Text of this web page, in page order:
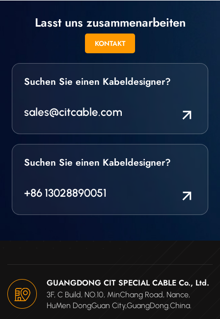
Lasst uns zusammenarbeiten
KONTAKT
Suchen Sie einen Kabeldesigner?
sales@citcable.com
Suchen Sie einen Kabeldesigner?
+86 13028890051
GUANGDONG CIT SPECIAL CABLE Co., Ltd.
3F, C Build, NO.10, MinChang Road, Nance,
HuMen DongGuan City,GuangDong.China.